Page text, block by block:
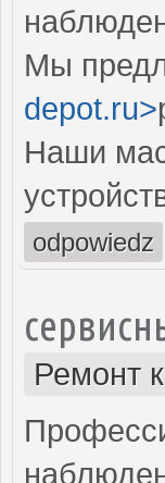
Мы
depot.ru>
Наши
odpowiedz
Ремонт